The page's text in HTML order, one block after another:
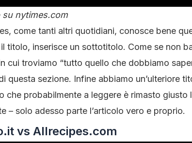
su nytimes.com
come tanti altri quotidiani, conosce bene
titolo, inserisce un sottotitolo. Come se non
cui troviamo “tutto quello che dobbiamo
questa sezione. Infine abbiamo un’ulteriore
che probabilmente a leggere è rimasto giusto
– solo adesso parte l’articolo vero e proprio.
vs Allrecipes.com